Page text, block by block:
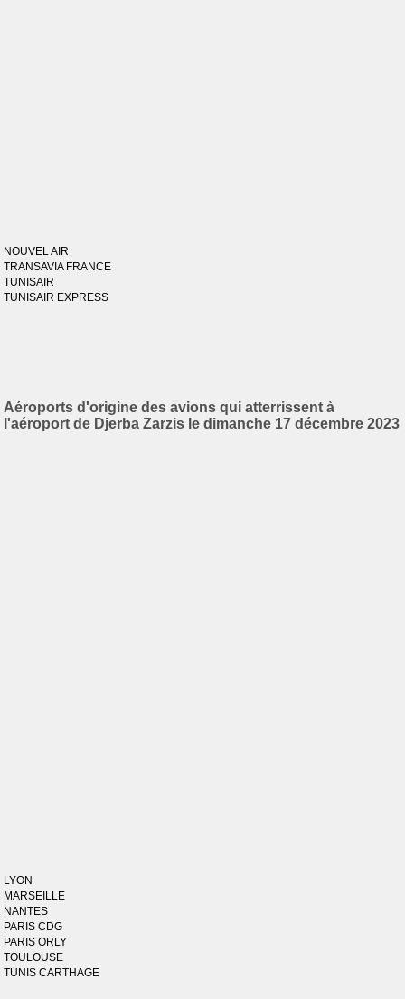
NOUVEL AIR
TRANSAVIA FRANCE
TUNISAIR
TUNISAIR EXPRESS
Aéroports d'origine des avions qui atterrissent à
l'aéroport de Djerba Zarzis le dimanche 17 décembre 2023
LYON
MARSEILLE
NANTES
PARIS CDG
PARIS ORLY
TOULOUSE
TUNIS CARTHAGE